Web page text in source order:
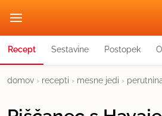
Recept Sestavine Postopek
domov › recepti › mesne jedi ›